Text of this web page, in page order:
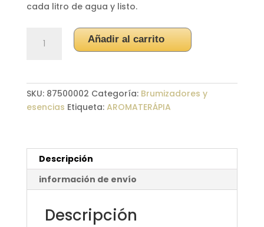
cada litro de agua y listo.
cantidad
Añadir al carrito
SKU: 87500002 Categoría: Brumizadores y
esencias Etiqueta: AROMATERÁPIA
Descripción
información de envío
Descripción